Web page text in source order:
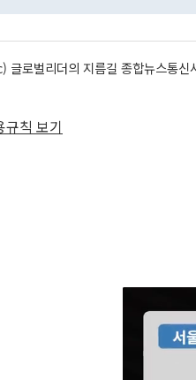
글로벌리더의 지름길 종합뉴스통
규칙 보기